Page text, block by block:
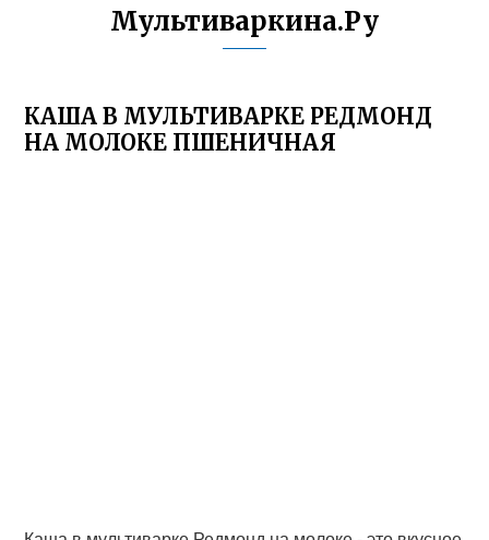
Мультиваркина.Ру
КАША В МУЛЬТИВАРКЕ РЕДМОНД
НА МОЛОКЕ ПШЕНИЧНАЯ